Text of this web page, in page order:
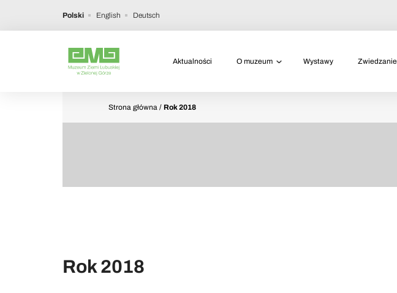
Polski English Deutsch
Aktualności O muzeum Wystawy Zwiedzanie
Strona główna / Rok 2018
Rok 2018